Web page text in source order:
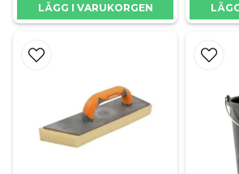
LÄGG I VARUKORGEN